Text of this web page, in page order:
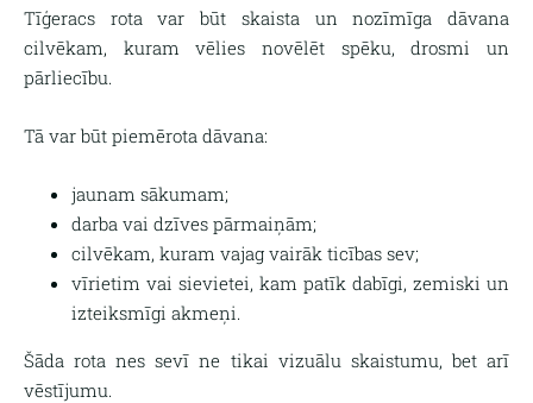
Tīģeracs rota var būt skaista un nozīmīga dāvana
cilvēkam, kuram vēlies novēlēt spēku, drosmi un
pārliecību.
Tā var būt piemērota dāvana:
jaunam sākumam;
darba vai dzīves pārmaiņām;
cilvēkam, kuram vajag vairāk ticības sev;
vīrietim vai sievietei, kam patīk dabīgi, zemiski un
izteiksmīgi akmeņi.
Šāda rota nes sevī ne tikai vizuālu skaistumu, bet arī
vēstījumu.